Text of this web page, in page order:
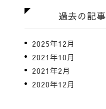
過去の記事
2025年12月
2021年10月
2021年2月
2020年12月